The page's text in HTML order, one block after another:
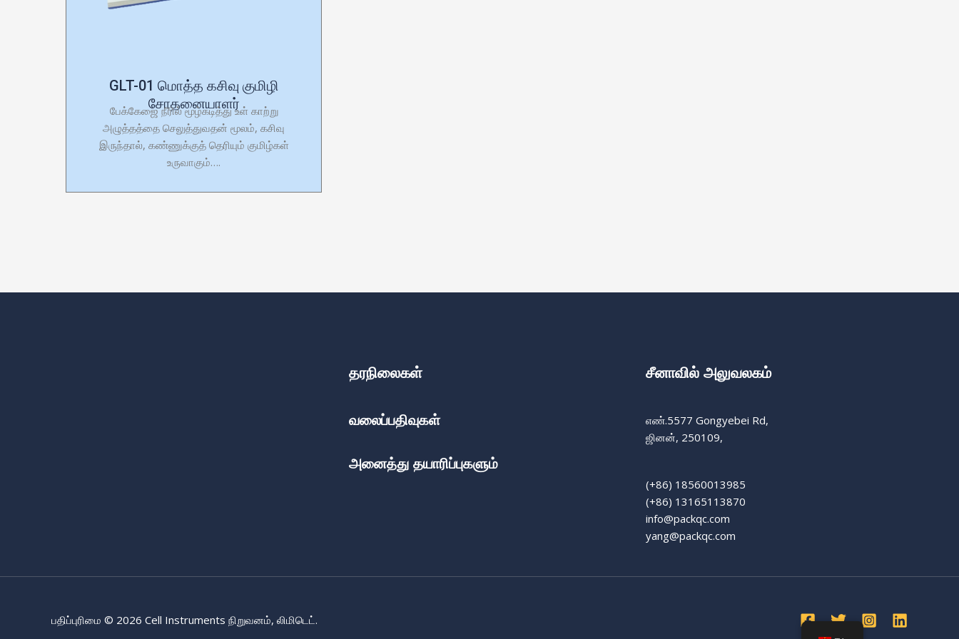
GLT-01 மொத்த கசிவு குமிழி
சோதனையாளர்
பேக்கேஜை நீரில் மூழ்கடித்து உள் காற்று
அழுத்தத்தை செலுத்துவதன் மூலம், கசிவு
இருந்தால், கண்ணுக்குத் தெரியும் குமிழ்கள்
உருவாகும்….
தரநிலைகள்
வலைப்பதிவுகள்
அனைத்து தயாரிப்புகளும்
சீனாவில் அலுவலகம்
எண்.5577 Gongyebei Rd,
ஜினன், 250109,
(+86) 18560013985
(+86) 13165113870
info@packqc.com
yang@packqc.com
பதிப்புரிமை © 2026 Cell Instruments நிறுவனம், லிமிடெட்.